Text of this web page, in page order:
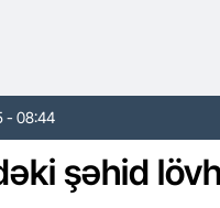
- 08:44
şəhid